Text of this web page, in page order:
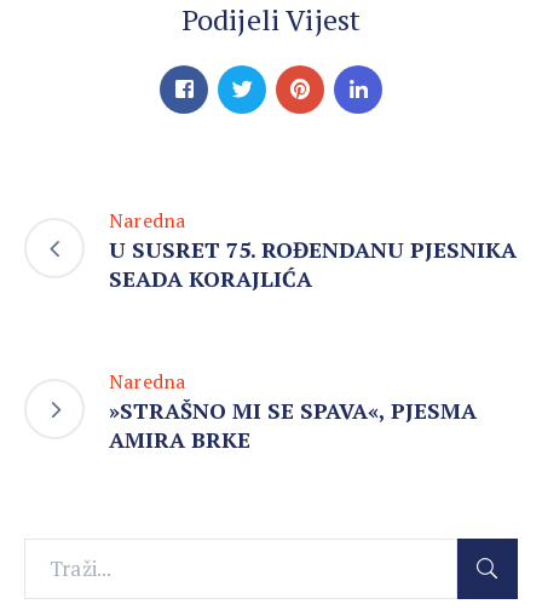
Podijeli Vijest
Naredna
U SUSRET 75. ROĐENDANU PJESNIKA
SEADA KORAJLIĆA
Naredna
»STRAŠNO MI SE SPAVA«, PJESMA
AMIRA BRKE